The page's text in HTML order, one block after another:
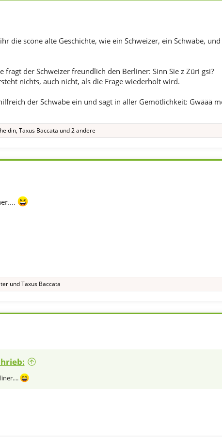
die scöne alte Geschichte, wie ein Schweizer, ein Schwabe,
fragt der Schweizer freundlich den Berliner: Sinn Sie z Züri gsi?
nichts, auch nicht, als die Frage wiederholt wird.
der Schwabe ein und sagt in aller Gemötlichkeit: Gwäää
, Taxus Baccata und 2 andere
undTaxus Baccata